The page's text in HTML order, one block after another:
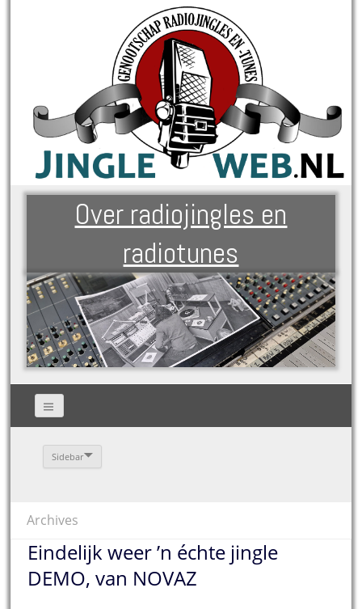
Over radiojingles en
radiotunes
Sidebar
Archives
Eindelijk weer ’n échte jingle
DEMO, van NOVAZ